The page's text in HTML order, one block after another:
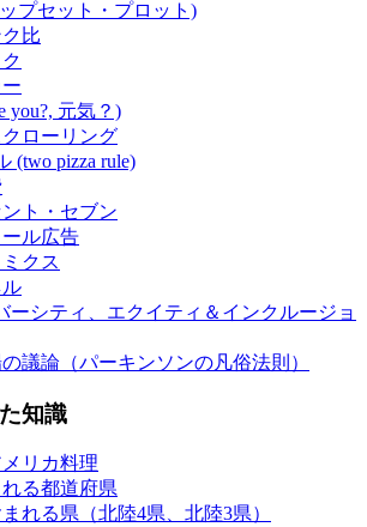
プセット・プロット)
比
you?, 元気？)
ローリング
(two pizza rule)
ト・セブン
ル広告
クス
ーシティ、エクイティ＆インクルージョ
議論（パーキンソンの凡俗法則）
知識
リカ料理
る都道府県
れる県（北陸4県、北陸3県）